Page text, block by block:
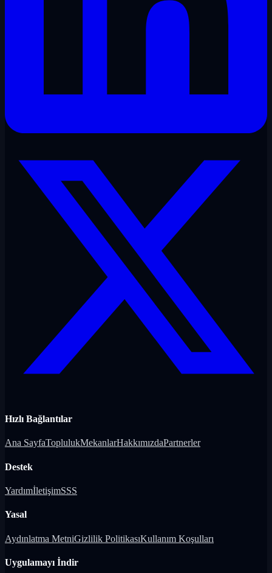
Hızlı Bağlantılar
Ana SayfaToplulukMekanlarHakkımızdaPartnerler
Destek
YardımİletişimSSS
Yasal
Aydınlatma MetniGizlilik PolitikasıKullanım Koşulları
Uygulamayı İndir